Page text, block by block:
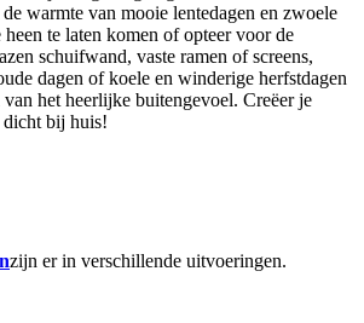
warmte van mooie lentedagen en zwoele
te laten komen of opteer voor de
schuifwand, vaste ramen of screens,
dagen of koele en winderige herfstdagen
het heerlijke buitengevoel. Creëer je
bij huis!
zijn er in verschillende uitvoeringen.